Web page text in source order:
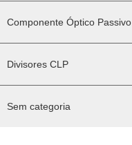
Componente Óptico Passivo
Divisores CLP
Sem categoria